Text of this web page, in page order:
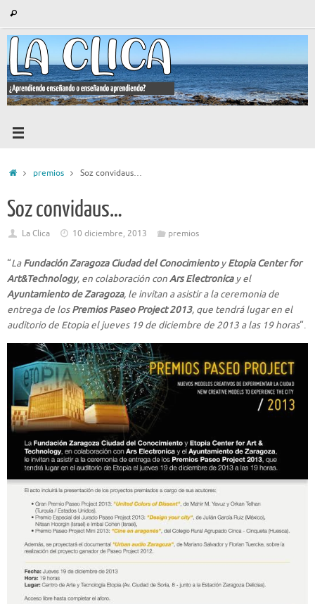
contenido
Buscar
Iniciopremios Soz convidaus…
Soz convidaus…
La Clica 10 diciembre, 2013 premios
“LaFundación Zaragoza Ciudad del ConocimientoyEtopia Center for
Art&Technology, en colaboración conArs Electronicay el
Ayuntamiento de Zaragoza, le invitan a asistir a la ceremonia de
entrega de losPremios Paseo Project 2013, que tendrá lugar en el
auditorio de Etopia el jueves 19 de diciembre de 2013 a las 19 horas“.